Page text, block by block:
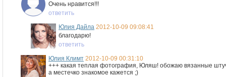
Очень нравится!!!
ответить
Юлия Дайла 2012-10-09 09:08:41
благодарю!
ответить
Юлия Климт 2012-10-09 00:31:10
+++ какая теплая фотография, Юляш! обожаю вязанные
а местечко знакомое кажется ;)